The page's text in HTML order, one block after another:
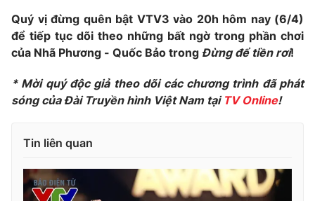
VTV Sức khoẻ Bất động sản
Liên hệ tòa soạn English
Quý vị đừng quên bật VTV3 vào 20h hôm nay (6/4)
để tiếp tục dõi theo những bất ngờ trong phần chơi
của Nhã Phương - Quốc Bảo trong Đừng để tiền rơi!
* Mời quý độc giả theo dõi các chương trình đã phát
sóng của Đài Truyền hình Việt Nam tại TV Online!
Tin liên quan